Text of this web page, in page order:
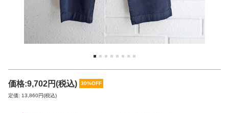
価格:9,702円(税込) 30%OFF
定価: 13,860円(税込)